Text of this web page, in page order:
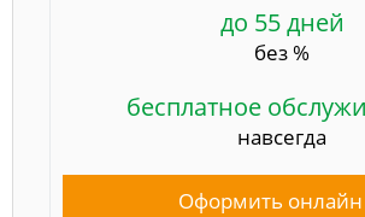
до 55 дней
без %
бесплатное
навсегда
Оформить онлайн